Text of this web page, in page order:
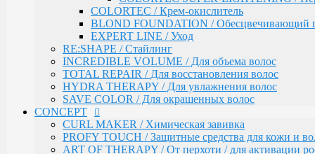
INFINITY SERVICE PRO / Сервисные продукты
INFINITY PERFORMANCE / Стайлинг
INFINITY BI-PHASE / Двухфазные спреи
INFINITY VITALITY FORCE / Восстановление
INFINITY COLOR LOCK / Сохранение цвета
INFINITY EXPERT CARE / Салонный уход
INFINITY AQUA BOOST / Увлажнение
Fresh Up / Оттеночный бальзам обогащенный
ANTI-YELLOW / Оттеночные средства для
PRO CURLS / Уход за вьющимися волосами
PROFY TOUCH / Уход за волосами
GLOSS EXPERT / Средства для блеска волос
COLORTEC / Крем-окислитель
BLOND FOUNDATION / Обесцвечивающий
EXPERT LINE / Уход
RE:SHAPE / Стайлинг
INCREDIBLE VOLUME / Для объема волос
TOTAL REPAIR / Для восстановления волос
HYDRA THERAPY / Для увлажнения волос
SAVE COLOR / Для окрашенных волос
CONCEPT
CURL MAKER / Химическая завивка
PROFY TOUCH / Защитные средства для кожи и
ART OF THERAPY / От перхоти / для активации